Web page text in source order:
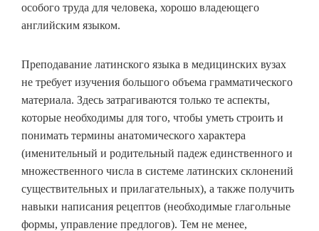
особого труда для человека, хорошо владеющего
английским языком.
Преподавание латинского языка в медицинских вузах
не требует изучения большого объема грамматического
материала. Здесь затрагиваются только те аспекты,
которые необходимы для того, чтобы уметь строить и
понимать термины анатомического характера
(именительный и родительный падеж единственного и
множественного числа в системе латинских склонений
существительных и прилагательных), а также получить
навыки написания рецептов (необходимые глагольные
формы, управление предлогов). Тем не менее,